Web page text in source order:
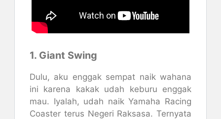
1. Giant Swing
Dulu, aku enggak sempat naik wahana
ini karena kakak udah keburu enggak
mau. Iyalah, udah naik Yamaha Racing
Coaster terus Negeri Raksasa. Ternyata